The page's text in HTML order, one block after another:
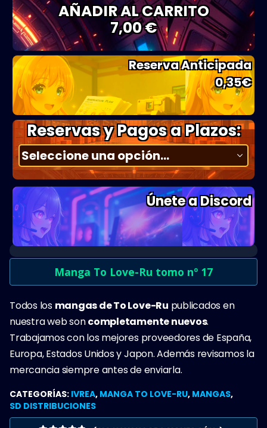
AÑADIR AL CARRITO
7,00 €
Reserva Anticipada
0,35€
Reservas y Pagos a Plazos:
Únete a Discord
Manga To Love-Ru tomo nº 17
Todos los mangas de To Love-Ru publicados en
nuestra web soncompletamente nuevos.
Trabajamos con los mejores proveedores de España,
Europa, Estados Unidos y Japon. Además revisamos la
mercancia siempre antes de enviarla.
CATEGORÍAS: IVREA, MANGA TO LOVE-RU, MANGAS,
SD DISTRIBUCIONES